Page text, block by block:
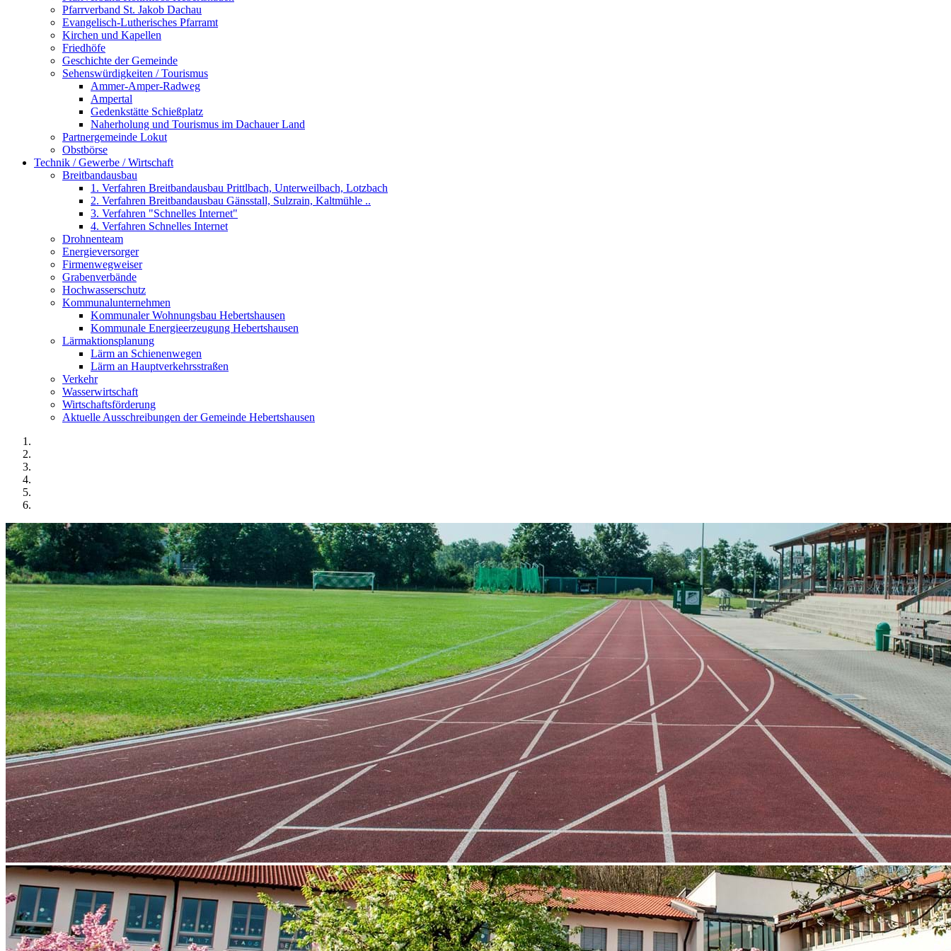
Pfarrverband St. Jakob Dachau
Evangelisch-Lutherisches Pfarramt
Kirchen und Kapellen
Friedhöfe
Geschichte der Gemeinde
Sehenswürdigkeiten / Tourismus
Ammer-Amper-Radweg
Ampertal
Gedenkstätte Schießplatz
Naherholung und Tourismus im Dachauer Land
Partnergemeinde Lokut
Obstbörse
Technik / Gewerbe / Wirtschaft
Breitbandausbau
1. Verfahren Breitbandausbau Prittlbach, Unterweilbach, Lotzbach
2. Verfahren Breitbandausbau Gänsstall, Sulzrain, Kaltmühle ..
3. Verfahren "Schnelles Internet"
4. Verfahren Schnelles Internet
Drohnenteam
Energieversorger
Firmenwegweiser
Grabenverbände
Hochwasserschutz
Kommunalunternehmen
Kommunaler Wohnungsbau Hebertshausen
Kommunale Energieerzeugung Hebertshausen
Lärmaktionsplanung
Lärm an Schienenwegen
Lärm an Hauptverkehrsstraßen
Verkehr
Wasserwirtschaft
Wirtschaftsförderung
Aktuelle Ausschreibungen der Gemeinde Hebertshausen